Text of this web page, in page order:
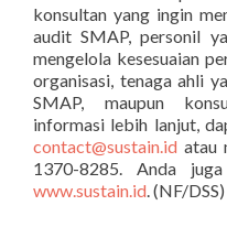
konsultan yang ingin
audit SMAP, personil
mengelola kesesuaian
organisasi, tenaga ahli
SMAP, maupun
informasi lebih lanjut,
contact@sustain.id atau
1370-8285. Anda
www.sustain.id. (NF/DSS)